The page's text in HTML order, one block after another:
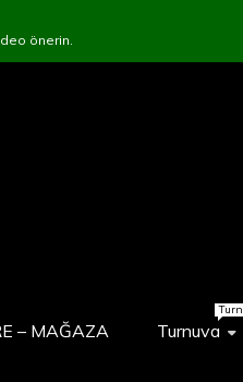
önerin.
– MAĞAZA Turnuva